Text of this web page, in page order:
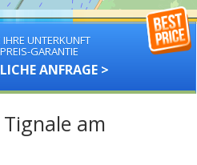
UNTERKUNFT
GARANTIE
ANFRAGE >
am